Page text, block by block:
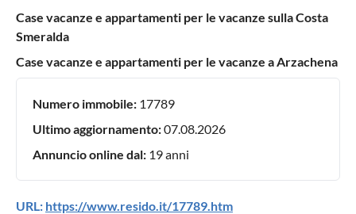
Case vacanze e appartamenti per le vacanze sulla Costa
Smeralda
Case vacanze e appartamenti per le vacanze a Arzachena
Numero immobile: 17789
Ultimo aggiornamento:07.08.2026
Annuncio online dal: 19 anni
URL: https://www.resido.it/17789.htm